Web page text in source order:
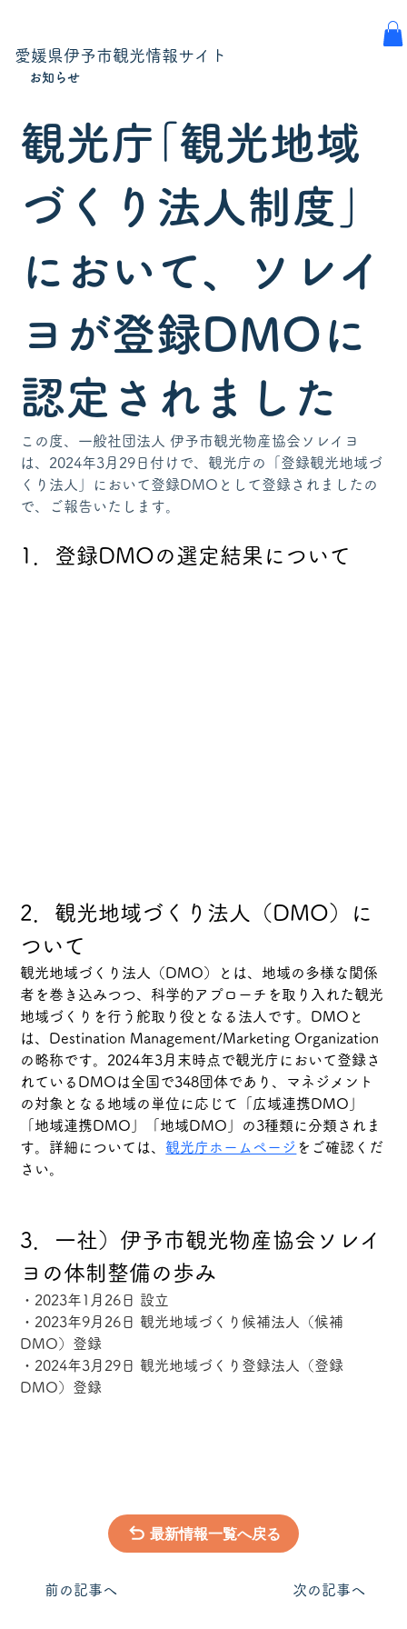
愛媛県伊予市観光情報サイト
観光庁｢観光地域
づくり法人制度｣
において、ソレイ
ヨが登録DMOに
認定されました
お知らせ
この度、一般社団法人 伊予市観光物産協会ソレイヨ
は、2024年3月29日付けで、観光庁の「登録観光地域づ
くり法人」において登録DMOとして登録されましたの
で、ご報告いたします。
1．登録DMOの選定結果について
2．観光地域づくり法人（DMO）に
ついて
観光地域づくり法人（DMO）とは、地域の多様な関係
者を巻き込みつつ、科学的アプローチを取り入れた観光
地域づくりを行う舵取り役となる法人です。DMOと
は、Destination Management/Marketing Organization
の略称です。2024年3月末時点で観光庁において登録さ
れているDMOは全国で348団体であり、マネジメント
の対象となる地域の単位に応じて「広域連携DMO」
「地域連携DMO」「地域DMO」の3種類に分類されま
す。詳細については、 観光庁ホームページ をご確認くだ
さい。
3．一社）伊予市観光物産協会ソレイ
ヨの体制整備の歩み
・2023年1月26日 設立
・2023年9月26日 観光地域づくり候補法人（候補
DMO）登録
・2024年3月29日 観光地域づくり登録法人（登録
DMO）登録
最新情報一覧へ戻る
​前の記事へ 次の記事へ